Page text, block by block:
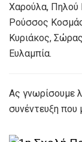
Χαρούλα, Πηλού
Ρούσσος
Κυριάκος,
Ευλαμπία.
Ας γνωρίσουμε
συνέντευξη